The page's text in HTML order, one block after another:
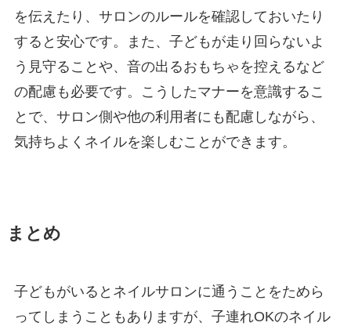
を伝えたり、サロンのルールを確認しておいたり
すると安心です。また、子どもが走り回らないよ
う見守ることや、音の出るおもちゃを控えるなど
の配慮も必要です。こうしたマナーを意識するこ
とで、サロン側や他の利用者にも配慮しながら、
気持ちよくネイルを楽しむことができます。
まとめ
子どもがいるとネイルサロンに通うことをためら
ってしまうこともありますが、子連れOKのネイル